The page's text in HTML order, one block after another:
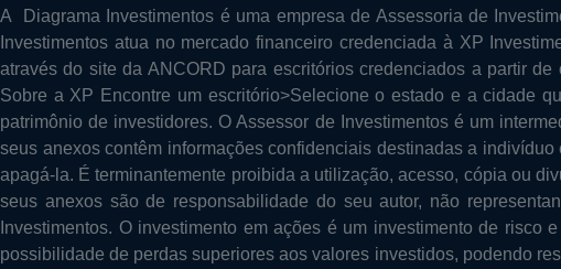
A Diagrama Investimentos é uma empresa de Assessoria de
Investimentos atua no mercado financeiro credenciada à XP
através do site da ANCORD para escritórios credenciados a partir
Sobre a XP Encontre um escritório>Selecione o estado e a cidade
patrimônio de investidores. O Assessor de Investimentos é um
seus anexos contêm informações confidenciais destinadas a
apagá-la. É terminantemente proibida a utilização, acesso, cópia ou
seus anexos são de responsabilidade do seu autor, não
Investimentos. O investimento em ações é um investimento de
possibilidade de perdas superiores aos valores investidos, podendo